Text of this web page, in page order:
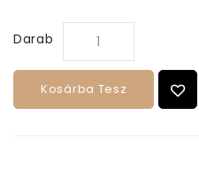
Darab
Kosárba Tesz